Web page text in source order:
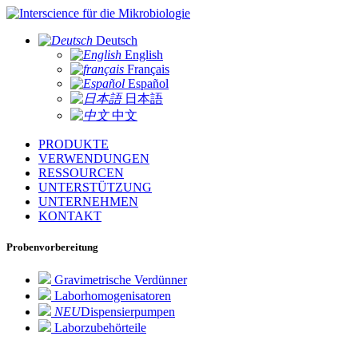
für die Mikrobiologie
Deutsch
English
Français
Español
日本語
中文
PRODUKTE
VERWENDUNGEN
RESSOURCEN
UNTERSTÜTZUNG
UNTERNEHMEN
KONTAKT
Probenvorbereitung
Gravimetrische Verdünner
Laborhomogenisatoren
NEUDispensierpumpen
Laborzubehörteile